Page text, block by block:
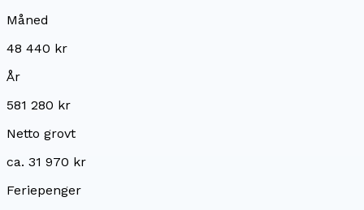
Måned
48 440 kr
År
581 280 kr
Netto grovt
ca. 31 970 kr
Feriepenger